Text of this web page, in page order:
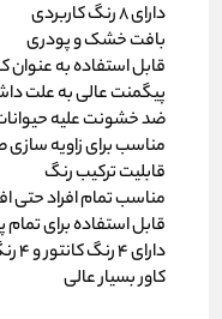
دارای 8 رنگ کاربردی
بافت خشک و پودری
قابل استفاده به عنوان
پیگمنت عالی به علت
ضد خشونت علیه
مناسب برای زاویه
قابلیت ترکیب رنگ
مناسب تمام افراد حتی
قابل استفاده برای
دارای 4 رنگ کانتور و 4 رنگ هایلایتر
کاور بسیار عالی